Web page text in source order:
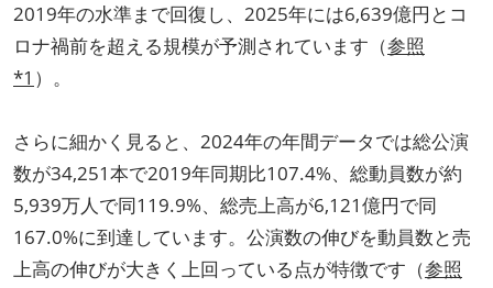
2019年の水準まで回復し、2025年には6,639億円とコ
ロナ禍前を超える規模が予測されています（参照
*1 ）。
さらに細かく見ると、2024年の年間データでは総公演
数が34,251本で2019年同期比107.4%、総動員数が約
5,939万人で同119.9%、総売上高が6,121億円で同
167.0%に到達しています。公演数の伸びを動員数と売
上高の伸びが大きく上回っている点が特徴です（参照